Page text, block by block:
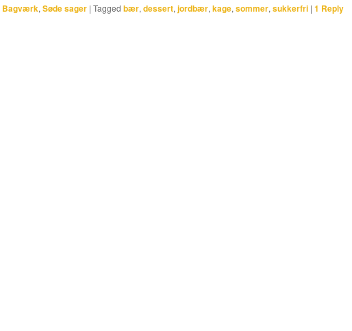
Bagværk, Søde sager | Tagged bær, dessert, jordbær, kage, sommer, sukkerfri | 1 Reply